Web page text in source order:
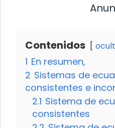
Contenidos
1 En resumen,
2 Sistemas de
consistentes e
2.1 Sistema de
consistentes